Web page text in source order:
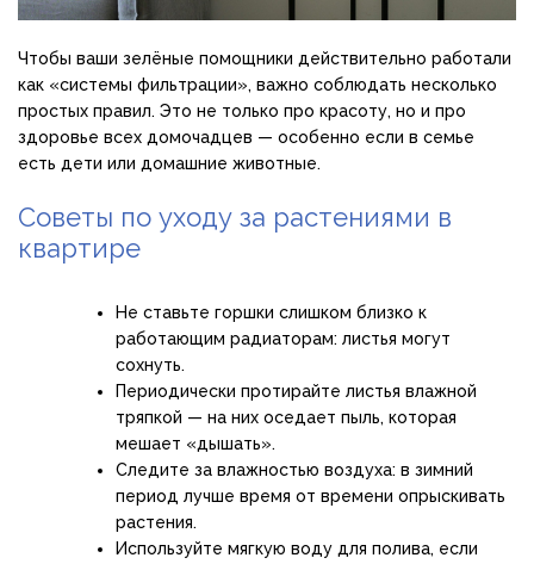
Чтобы ваши зелёные помощники действительно работали
как «системы фильтрации», важно соблюдать несколько
простых правил. Это не только про красоту, но и про
здоровье всех домочадцев — особенно если в семье
есть дети или домашние животные.
Советы по уходу за растениями в
квартире
Не ставьте горшки слишком близко к
работающим радиаторам: листья могут
сохнуть.
Периодически протирайте листья влажной
тряпкой — на них оседает пыль, которая
мешает «дышать».
Следите за влажностью воздуха: в зимний
период лучше время от времени опрыскивать
растения.
Используйте мягкую воду для полива, если